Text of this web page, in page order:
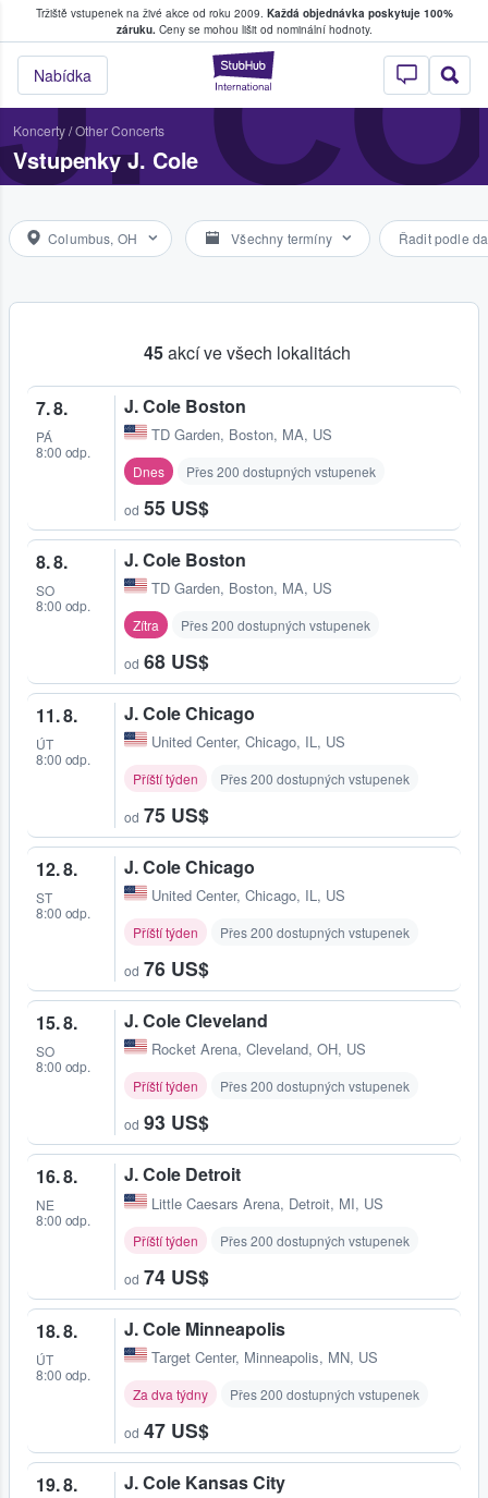
Tržiště vstupenek na živé akce od roku 2009. Každá objednávka poskytuje 100%
záruku.Ceny se mohou lišit od nominální hodnoty.
StubHub –
Nabídka
kde fanoušci kupují a prodávají vstupenky
Koncerty/Other Concerts
Vstupenky J. Cole
Columbus, OH Všechny termíny Řadit podle
45akcí ve všech lokalitách
7. 8.
PÁ
8:00 odp.
J. Cole Boston
TD Garden, Boston, MA, US
Dnes Přes 200 dostupných vstupenek
od 55 US$
8. 8.
SO
8:00 odp.
J. Cole Boston
TD Garden, Boston, MA, US
Zítra Přes 200 dostupných vstupenek
od 68 US$
11. 8.
ÚT
8:00 odp.
J. Cole Chicago
United Center, Chicago, IL, US
Příští týden Přes 200 dostupných vstupenek
od 75 US$
12. 8.
ST
8:00 odp.
J. Cole Chicago
United Center, Chicago, IL, US
Příští týden Přes 200 dostupných vstupenek
od 76 US$
15. 8.
SO
8:00 odp.
J. Cole Cleveland
Rocket Arena, Cleveland, OH, US
Příští týden Přes 200 dostupných vstupenek
od 93 US$
16. 8.
NE
8:00 odp.
J. Cole Detroit
Little Caesars Arena, Detroit, MI, US
Příští týden Přes 200 dostupných vstupenek
od 74 US$
18. 8.
ÚT
8:00 odp.
J. Cole Minneapolis
Target Center, Minneapolis, MN, US
Za dva týdny Přes 200 dostupných vstupenek
od 47 US$
19. 8. J. Cole Kansas City